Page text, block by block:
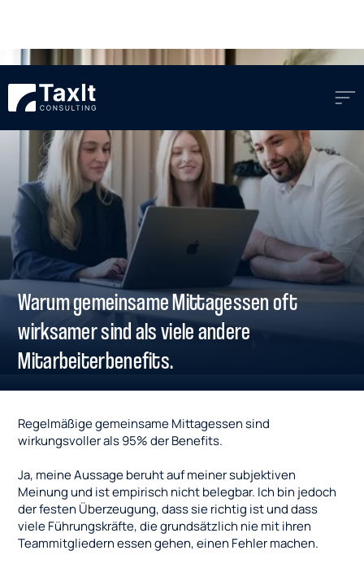
Warum gemeinsame Mittagessen oft
wirksamer sind als viele andere
Mitarbeiterbenefits.
Regelmäßige gemeinsame Mittagessen sind
wirkungsvoller als 95% der Benefits.
Ja, meine Aussage beruht auf meiner subjektiven
Meinung und ist empirisch nicht belegbar. Ich bin jedoch
der festen Überzeugung, dass sie richtig ist und dass
viele Führungskräfte, die grundsätzlich nie mit ihren
Teammitgliedern essen gehen, einen Fehler machen.